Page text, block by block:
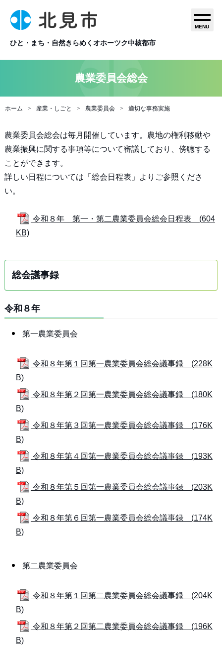
ひと・まち・自然きらめくオホーツク中核都市
MENU
農業委員会総会
ホーム 産業・しごと 農業委員会 適切な事務実施
農業委員会総会は毎月開催しています。農地の権利移動や
農業振興に関する事項等について審議しており、傍聴する
ことができます。
詳しい日程については「総会日程表」よりご参照くださ
い。
令和８年 第一・第二農業委員会総会日程表 (604
KB)
総会議事録
令和８年
第一農業委員会
令和８年第１回第一農業委員会総会議事録 (228K
B)
令和８年第２回第一農業委員会総会議事録 (180K
B)
令和８年第３回第一農業委員会総会議事録 (176K
B)
令和８年第４回第一農業委員会総会議事録 (193K
B)
令和８年第５回第一農業委員会総会議事録 (203K
B)
令和８年第６回第一農業委員会総会議事録 (174K
B)
第二農業委員会
令和８年第１回第二農業委員会総会議事録 (204K
B)
令和８年第２回第二農業委員会総会議事録 (196K
B)